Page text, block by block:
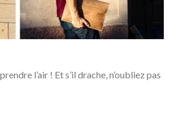
l’air ! Et s’il drache, n’oubliez pas